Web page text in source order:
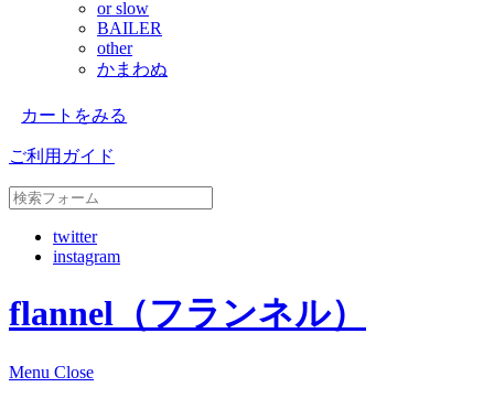
or slow
BAILER
other
かまわぬ
カートをみる
ご利用ガイド
twitter
instagram
flannel（フランネル）
Menu Close